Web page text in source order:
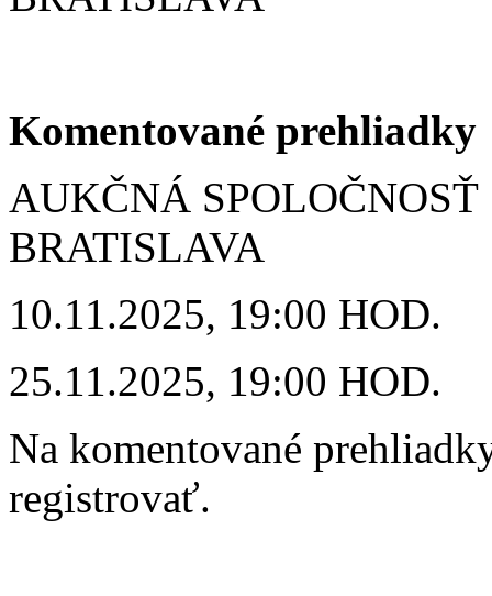
Komentované prehliadky
AUKČNÁ
BRATISLAVA
10.11.2025, 19:00 HOD.
25.11.2025, 19:00 HOD.
Na komentované
registrovať.